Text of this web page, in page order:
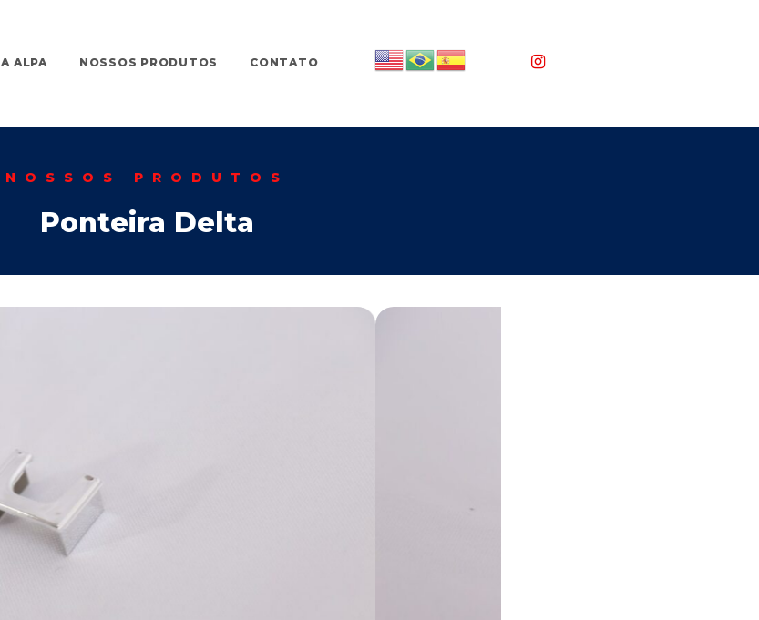
A ALPA NOSSOS PRODUTOS CONTATO
NOSSOS PRODUTOS
Ponteira Delta